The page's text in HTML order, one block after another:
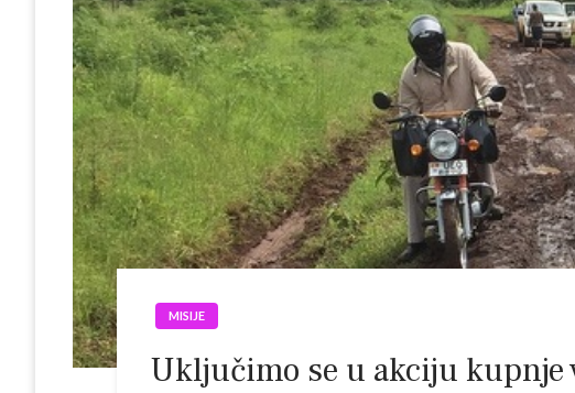
MISIJE
Uključimo se u akciju kupnje